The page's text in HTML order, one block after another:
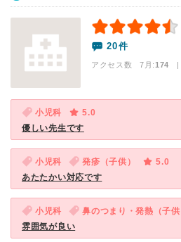
20件
アクセス数 7月:174 |
小児科
5.0
優しい先生です
小児科 発疹（子供）
5.0
あたたかい対応です
小児科 鼻のつまり・発熱（子供
雰囲気が良い